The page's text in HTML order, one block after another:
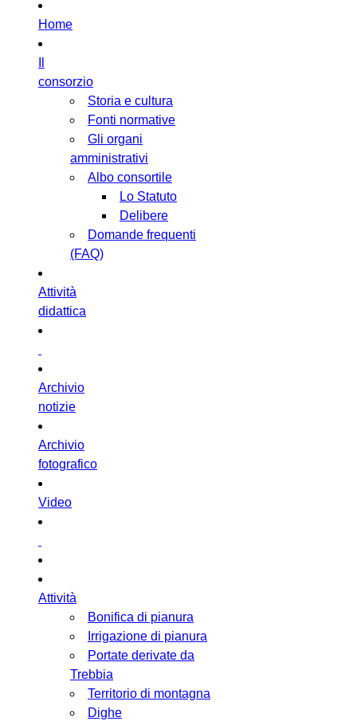
Home
consorzio
Storia e cultura
Fonti normative
Gli organi
amministrativi
Albo consortile
Lo Statuto
Delibere
Domande frequenti
(FAQ)
Attività
didattica
Archivio
notizie
Archivio
fotografico
Video
Attività
Bonifica di pianura
Irrigazione di pianura
Portate derivate da
Trebbia
Territorio di montagna
Dighe